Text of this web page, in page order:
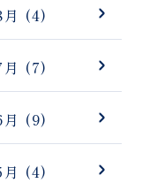
(4)
(7)
(9)
(4)